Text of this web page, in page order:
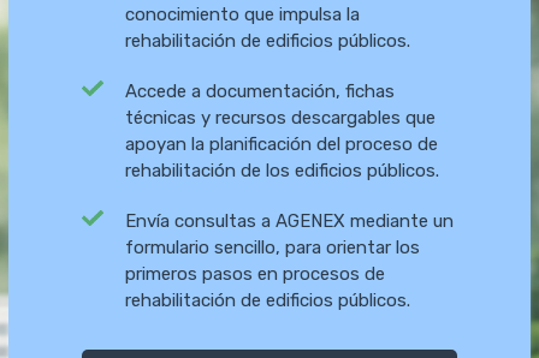
conocimiento que impulsa la
rehabilitación de edificios públicos.
Accede a documentación, fichas
técnicas y recursos descargables que
apoyan la planificación del proceso de
rehabilitación de los edificios públicos.
Envíaconsultas a AGENEX mediante un
formulario sencillo, para orientar los
primeros pasos en procesos de
rehabilitación de edificios públicos.